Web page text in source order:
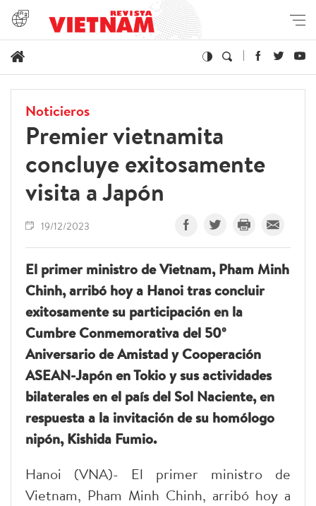
Noticieros
Premier vietnamita
concluye exitosamente
visita a Japón
19/12/2023
El primer ministro de Vietnam, Pham Minh
Chinh, arribó hoy a Hanoi tras concluir
exitosamente su participación en la
Cumbre Conmemorativa del 50º
Aniversario de Amistad y Cooperación
ASEAN-Japón en Tokio y sus actividades
bilaterales en el país del Sol Naciente, en
respuesta a la invitación de su homólogo
nipón, Kishida Fumio.
Hanoi (VNA)- El primer ministro de
Vietnam, Pham Minh Chinh, arribó hoy a